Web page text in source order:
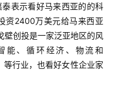
表示看好马来西亚的的科
资2400万美元给马来西亚
创投是一家泛亚地区的风
能、循环经济、物流和
行业，也看好女性企业家